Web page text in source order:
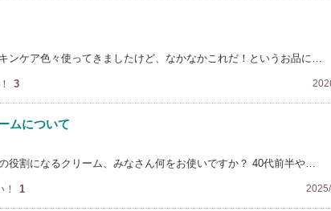
ンケア色々使ってきましたけど、なかなかこれだ！というお品に…
3
ムについて
役割になるクリーム、みなさん何をお使いですか？ 40代前半や…
1